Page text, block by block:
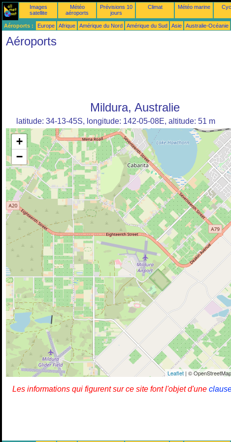
Images
satellite
Météo
aéroports
Prévisions 10
jours
Climat Météo marine
Aéroports : Europe Afrique Amérique du Nord Amérique du Sud Asie Australie-Océanie
Aéroports
Mildura, Australie
latitude: 34-13-45S, longitude: 142-05-08E, altitude: 51 m
+
−
Leaflet | ©
Les informations qui figurent sur ce site font l'objet d'une